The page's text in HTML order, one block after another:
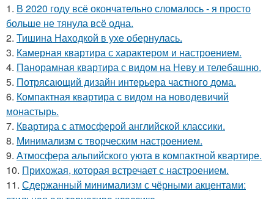
1. В 2020 году всё окончательно сломалось - я просто
больше не тянула всё одна.
2. Тишина Находкой в ухе обернулась.
3. Камерная квартира с характером и настроением.
4. Панорамная квартира с видом на Неву и телебашню.
5. Потрясающий дизайн интерьера частного дома.
6. Компактная квартира с видом на новодевичий
монастырь.
7. Квартира с атмосферой английской классики.
8. Минимализм с творческим настроением.
9. Атмосфера альпийского уюта в компактной квартире.
10. Прихожая, которая встречает с настроением.
11. Сдержанный минимализм с чёрными акцентами: